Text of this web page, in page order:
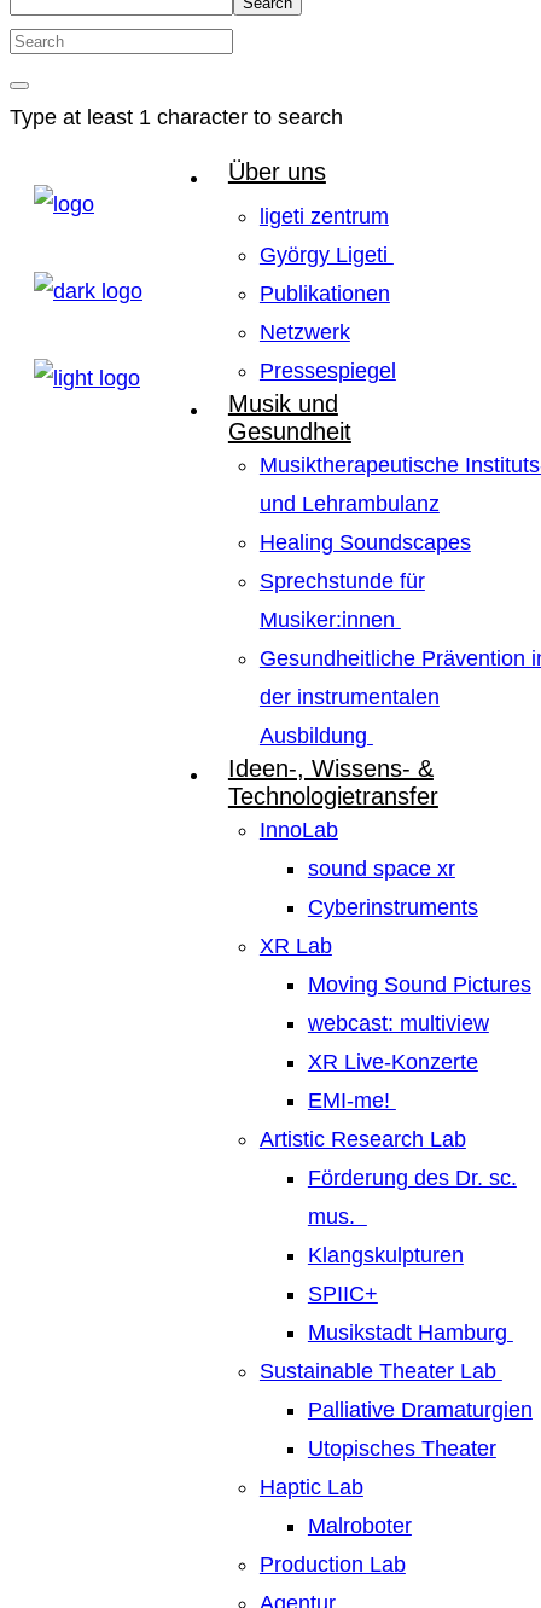
Type at least 1 character to search
Über uns
ligeti zentrum
György Ligeti
Publikationen
Netzwerk
Pressespiegel
Musik und
Gesundheit
Musiktherapeutische
und Lehrambulanz
Healing Soundscapes
Sprechstunde für
Musiker:innen
Gesundheitliche Prävention
der instrumentalen
Ausbildung
Ideen-, Wissens- &
Technologietransfer
InnoLab
sound space xr
Cyberinstruments
XR Lab
Moving Sound Pictures
webcast: multiview
XR Live-Konzerte
EMI-me!
Artistic Research Lab
Förderung des Dr. sc.
mus.
Klangskulpturen
SPIIC+
Musikstadt Hamburg
Sustainable Theater Lab
Palliative Dramaturgien
Utopisches Theater
Haptic Lab
Malroboter
Production Lab
Agentur